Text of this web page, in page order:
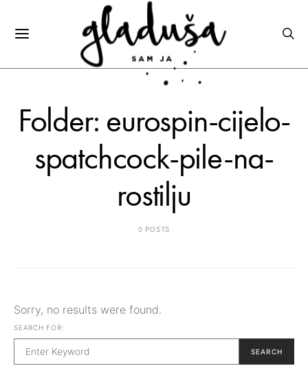
Folder: eurospin-cijelo-
spatchcock-pile-na-
rostilju
0 POSTS
Sorry, no results were found.
SEARCH FOR:
SEARCH